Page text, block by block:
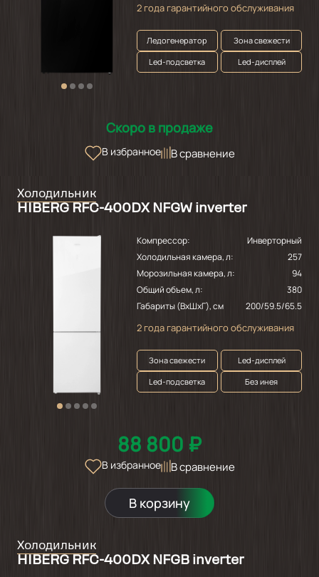
2 года гарантийного обслуживания
Ледогенератор
Зона свежести
Led-подсветка
Led-дисплей
Скоро в продаже
В избранное В сравнение
Холодильник
HIBERG RFC-400DX NFGW inverter
Компрессор:
Инверторный
Холодильная камера, л:
257
Морозильная камера, л:
94
Общий объем, л:
380
Габариты (ВхШхГ), см
200/59.5/65.5
2 года гарантийного обслуживания
Зона свежести
Led-дисплей
Led-подсветка
Без инея
88 800 ₽
В избранное В сравнение
В корзину
Холодильник
HIBERG RFC-400DX NFGB inverter